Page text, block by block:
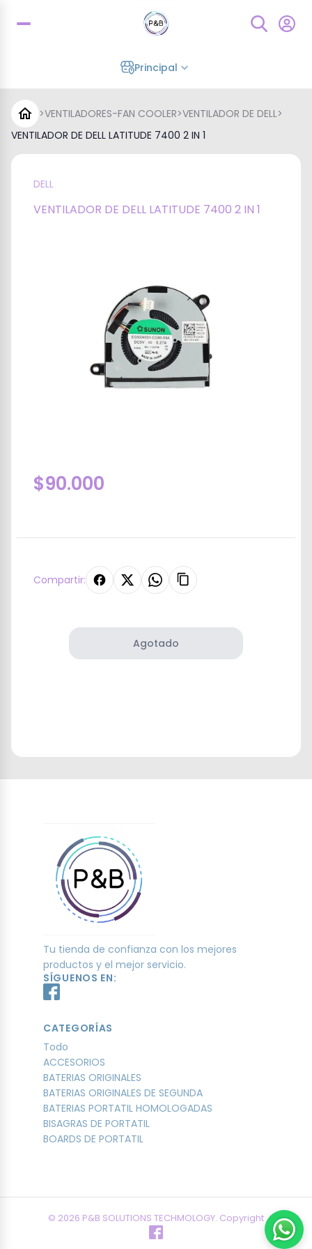
Principal
>VENTILADORES-FAN COOLER>VENTILADOR DE DELL>
VENTILADOR DE DELL LATITUDE 7400 2 IN 1
DELL
VENTILADOR DE DELL LATITUDE 7400 2 IN 1
$90.000
Compartir:
Agotado
Tu tienda de confianza con los mejores
productos y el mejor servicio.
SÍGUENOS EN:
CATEGORÍAS
Todo
ACCESORIOS
BATERIAS ORIGINALES
BATERIAS ORIGINALES DE SEGUNDA
BATERIAS PORTATIL HOMOLOGADAS
BISAGRAS DE PORTATIL
BOARDS DE PORTATIL
© 2026 P&B SOLUTIONS TECHMOLOGY. Copyright